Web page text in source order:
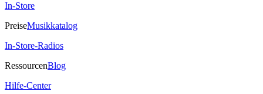
In-Store
PreiseMusikkatalog
In-Store-Radios
RessourcenBlog
Hilfe-Center